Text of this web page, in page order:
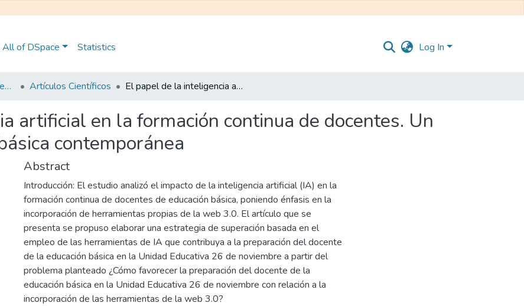
All of DSpace Statistics Log In
Maestría en Educación Mención en Pedagogía en Entornos Digitales Artículos Científicos El papel de la inteligencia artificial en la formación continua de docentes. Un desafío de la educación básica contemporánea
artificial en la formación continua de docentes. Un
contemporánea
Abstract
Introducción: El estudio analizó el impacto de la inteligencia artificial (IA) en la
formación continua de docentes de educación básica, poniendo énfasis en la
incorporación de herramientas propias de la web 3.0. El artículo que se
presenta se propuso elaborar una estrategia de superación basada en el
empleo de las herramientas de IA que contribuya a la preparación del docente
de la educación básica en la Unidad Educativa 26 de noviembre a partir del
problema planteado ¿Cómo favorecer la preparación del docente de la
educación básica en la Unidad Educativa 26 de noviembre con relación a la
incorporación de las herramientas de la web 3.0?